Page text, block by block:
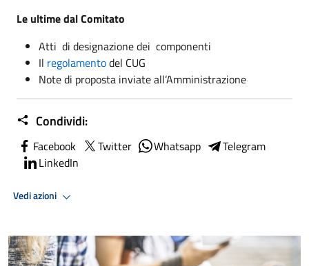
Le ultime dal Comitato
Atti di designazione dei componenti
Il regolamentodel CUG
Note di proposta inviate all’Amministrazione
Condividi:
Facebook Twitter Whatsapp
Telegram
LinkedIn
Vedi azioni